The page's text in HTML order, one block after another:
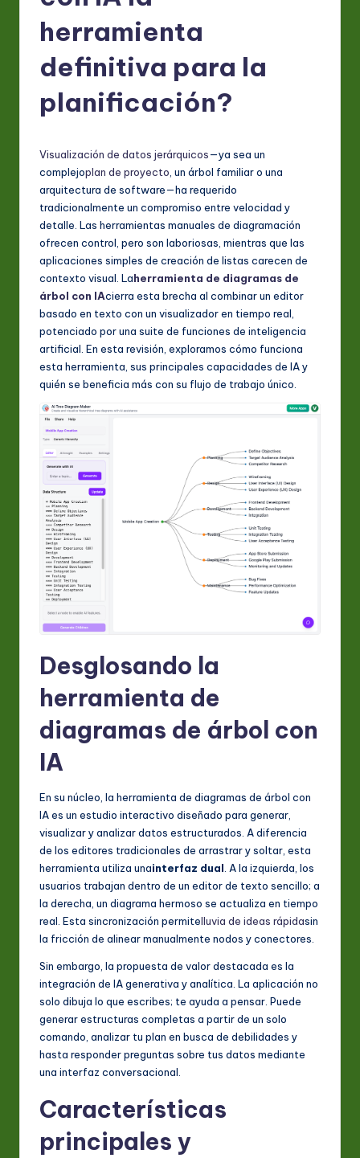
ni
L
in
A
In
o
herramienta
definitiva para la
planificación?
Visualización de datos jerárquicos—ya sea un
complejoplan de proyecto , un árbol familiar o una
arquitectura de software—ha requerido
tradicionalmente un compromiso entre velocidad y
detalle. Las herramientas manuales de diagramación
ofrecen control, pero son laboriosas, mientras que las
aplicaciones simples de creación de listas carecen de
contexto visual. Laherramienta de diagramas de
árbol con IAcierra esta brecha al combinar un editor
basado en texto con un visualizador en tiempo real,
potenciado por una suite de funciones de inteligencia
artificial. En esta revisión, exploramos cómo funciona
esta herramienta, sus principales capacidades de IA y
quién se beneficia más con su flujo de trabajo único.
Desglosando la
herramienta de
diagramas de árbol con
IA
En su núcleo, la herramienta de diagramas de árbol con
IA es un estudio interactivo diseñado para generar,
visualizar y analizar datos estructurados. A diferencia
de los editores tradicionales de arrastrar y soltar, esta
herramienta utiliza unainterfaz dual . A la izquierda, los
usuarios trabajan dentro de un editor de texto sencillo; a
la derecha, un diagrama hermoso se actualiza en tiempo
real. Esta sincronización permitelluvia de ideas rápidasin
la fricción de alinear manualmente nodos y conectores.
Sin embargo, la propuesta de valor destacada es la
integración de IA generativa y analítica. La aplicación no
solo dibuja lo que escribes; te ayuda a pensar. Puede
generar estructuras completas a partir de un solo
comando, analizar tu plan en busca de debilidades y
hasta responder preguntas sobre tus datos mediante
una interfaz conversacional.
Características
principales y